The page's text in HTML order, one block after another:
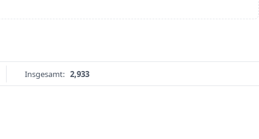
Insgesamt: 2,933